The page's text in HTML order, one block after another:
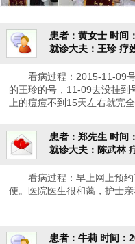
患者：黄女士 时间
就诊大夫：王珍 疗
看病过程：2015-11-09
的王珍的号，11-09去没挂到
上的痘痘不到15天左右就完
患者：郑先生 时间
就诊大夫：陈武林
看病过程：早上网上预
便。医院医生很和蔼，护士
患者：牛莉 时间：